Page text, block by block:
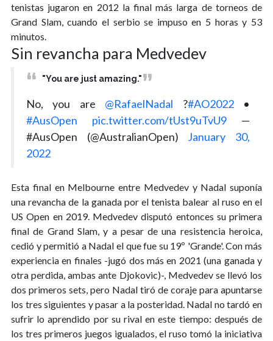
tenistas jugaron en 2012 la final más larga de torneos de
Grand Slam, cuando el serbio se impuso en 5 horas y 53
minutos.
Sin revancha para Medvedev
"You are just amazing."
No, you are @RafaelNadal ?#AO2022•
#AusOpen
pic.twitter.com/tUst9uTvU9 —
#AusOpen (@AustralianOpen) January 30,
2022
Esta final en Melbourne entre Medvedev y Nadal suponía
una revancha de la ganada por el tenista balear al ruso en el
US Open en 2019. Medvedev disputó entonces su primera
final de Grand Slam, y a pesar de una resistencia heroica,
cedió y permitió a Nadal el que fue su 19º 'Grande'. Con más
experiencia en finales -jugó dos más en 2021 (una ganada y
otra perdida, ambas ante Djokovic)-, Medvedev se llevó los
dos primeros sets, pero Nadal tiró de coraje para apuntarse
los tres siguientes y pasar a la posteridad. Nadal no tardó en
sufrir lo aprendido por su rival en este tiempo: después de
los tres primeros juegos igualados, el ruso tomó la iniciativa